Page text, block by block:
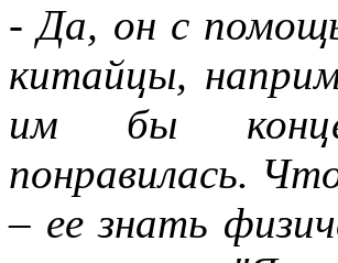
- Да, он с
китайцы,
им бы
понравилась.
– ее знать